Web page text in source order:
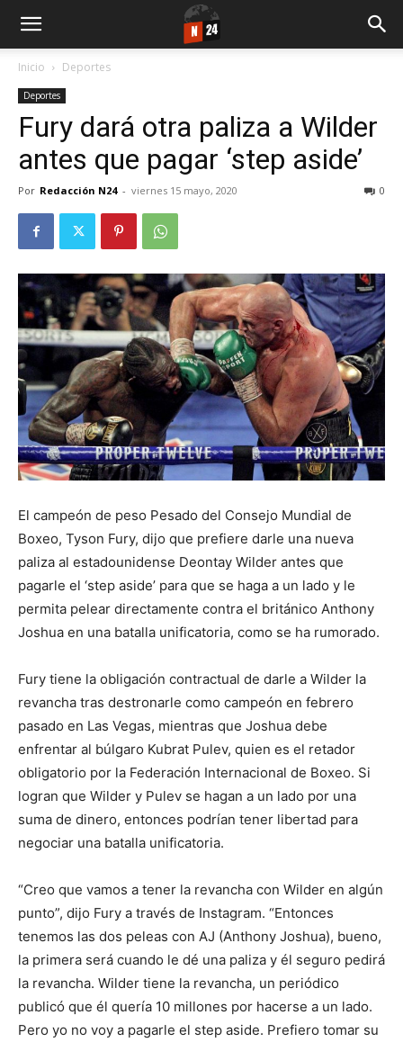
Inicio Deportes
Deportes
Fury dará otra paliza a Wilder
antes que pagar ‘step aside’
Por Redacción N24 - viernes 15 mayo, 2020 0
El campeón de peso Pesado del Consejo Mundial de
Boxeo, Tyson Fury, dijo que prefiere darle una nueva
paliza al estadounidense Deontay Wilder antes que
pagarle el ‘step aside’ para que se haga a un lado y le
permita pelear directamente contra el británico Anthony
Joshua en una batalla unificatoria, como se ha rumorado.
Fury tiene la obligación contractual de darle a Wilder la
revancha tras destronarle como campeón en febrero
pasado en Las Vegas, mientras que Joshua debe
enfrentar al búlgaro Kubrat Pulev, quien es el retador
obligatorio por la Federación Internacional de Boxeo. Si
logran que Wilder y Pulev se hagan a un lado por una
suma de dinero, entonces podrían tener libertad para
negociar una batalla unificatoria.
“Creo que vamos a tener la revancha con Wilder en algún
punto”, dijo Fury a través de Instagram. “Entonces
tenemos las dos peleas con AJ (Anthony Joshua), bueno,
la primera será cuando le dé una paliza y él seguro pedirá
la revancha. Wilder tiene la revancha, un periódico
publicó que él quería 10 millones por hacerse a un lado.
Pero yo no voy a pagarle el step aside. Prefiero tomar su